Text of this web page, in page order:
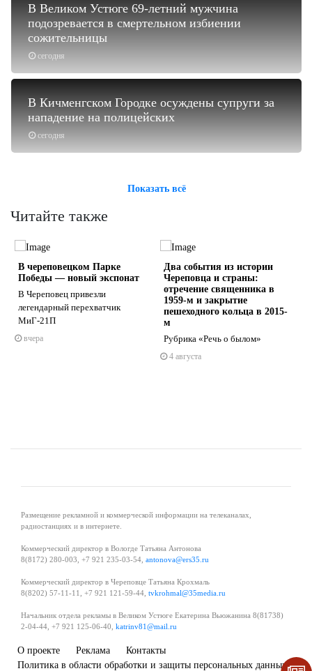
сегодня
В Великом Устюге 69-летний мужчина
подозревается в смертельном избиении
сожительницы
сегодня
В Кичменгском Городке осуждены супруги за
нападение на полицейских
Показать всё
Читайте также
В череповецком Парке
Победы — новый экспонат
В Череповец привезли
легендарный перехватчик
МиГ-21П
вчера
Два события из истории
Череповца и страны:
отречение священника в
1959-м и закрытие
пешеходного кольца в 2015-
м
Рубрика «Речь о былом»
4 августа
Размещение рекламной и коммерческой информации на телеканалах,
радиостанциях и в интернете.
Коммерческий директор в Вологде Татьяна Антонова
8(8172) 280-003, +7 921 235-03-54, antonova@ers35.ru
Коммерческий директор в Череповце Татьяна Крохмаль
8(8202) 57-11-11, +7 921 121-59-44, tvkrohmal@35media.ru
Начальник отдела рекламы в Великом Устюге Екатерина Вьюжанина 8(81738)
2-04-44, +7 921 125-06-40, katrinv81@mail.ru
О проекте Реклама
Контакты
Политика в области обработки и защиты персональных данных